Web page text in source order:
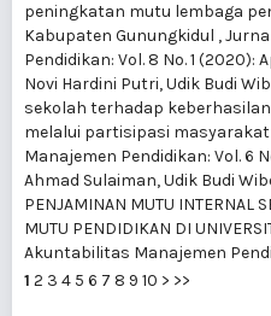
peningkatan mutu lembaga
Kabupaten Gunungkidul ,
Pendidikan: Vol. 8 No. 1 (2020):
Novi Hardini Putri, Udik Budi
sekolah terhadap
melalui partisipasi masyarakat
Manajemen Pendidikan: Vol. 6
Ahmad Sulaiman, Udik Budi
PENJAMINAN MUTU INTERNAL
MUTU PENDIDIKAN DI
Akuntabilitas Manajemen
1 2 3 4 5 6 7 8 9 10 > >>